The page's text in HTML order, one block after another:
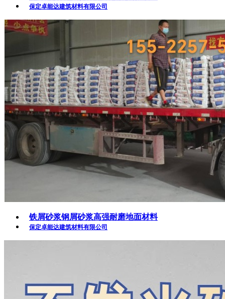
保定卓能达建筑材料有限公司
铁屑砂浆钢屑砂浆高强耐磨地面材料
保定卓能达建筑材料有限公司